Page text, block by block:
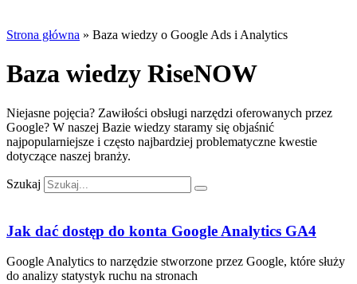
Strona główna » Baza wiedzy o Google Ads i Analytics
Baza wiedzy RiseNOW
Niejasne pojęcia? Zawiłości obsługi narzędzi oferowanych przez
Google? W naszej Bazie wiedzy staramy się objaśnić
najpopularniejsze i często najbardziej problematyczne kwestie
dotyczące naszej branży.
Szukaj
Jak dać dostęp do konta Google Analytics GA4
Google Analytics to narzędzie stworzone przez Google, które służy
do analizy statystyk ruchu na stronach